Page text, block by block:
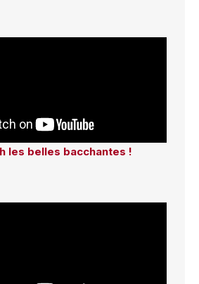
les belles bacchantes !